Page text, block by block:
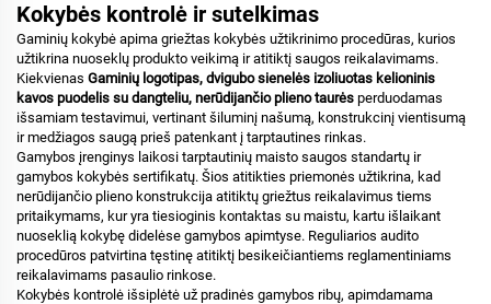
Kokybės kontrolė ir sutelkimas
Gaminių kokybė apima griežtas kokybės užtikrinimo procedūras, kurios
užtikrina nuoseklų produkto veikimą ir atitiktį saugos reikalavimams.
Kiekvienas Gaminių logotipas, dvigubo sienelės izoliuotas kelioninis
kavos puodelis su dangteliu, nerūdijančio plieno taurės perduodamas
išsamiam testavimui, vertinant šiluminį našumą, konstrukcinį vientisumą
ir medžiagos saugą prieš patenkant į tarptautines rinkas.
Gamybos įrenginys laikosi tarptautinių maisto saugos standartų ir
gamybos kokybės sertifikatų. Šios atitikties priemonės užtikrina, kad
nerūdijančio plieno konstrukcija atitiktų griežtus reikalavimus tiems
pritaikymams, kur yra tiesioginis kontaktas su maistu, kartu išlaikant
nuoseklią kokybę didelėse gamybos apimtyse. Reguliarios audito
procedūros patvirtina tęstinę atitiktį besikeičiantiems reglamentiniams
reikalavimams pasaulio rinkose.
Kokybės kontrolė išsiplėtė už pradinės gamybos ribų, apimdamama